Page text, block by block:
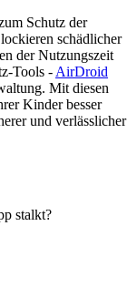
Schutz der
schädlicher
der Nutzungszeit
Tools - AirDroid
Mit diesen
Kinder besser
und verlässlicher
stalkt?